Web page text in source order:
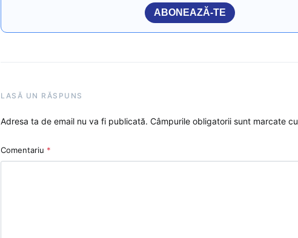
ABONEAZĂ-TE
LASĂ UN RĂSPUNS
Adresa ta de email nu va fi publicată. Câmpurile obligatorii sunt marcate cu
Comentariu *